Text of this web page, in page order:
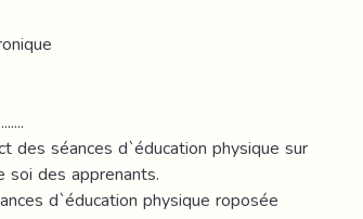
des séances d`éducation physique sur
des apprenants.
d`éducation physique roposée